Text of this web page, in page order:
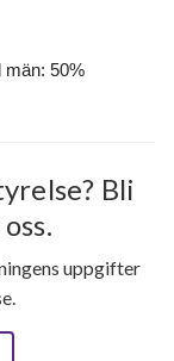
män: 50%
Bli
uppgifter